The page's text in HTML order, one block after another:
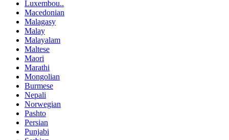
Luxembou..
Macedonian
Malagasy
Malay
Malayalam
Maltese
Maori
Marathi
Mongolian
Burmese
Nepali
Norwegian
Pashto
Persian
Punjabi